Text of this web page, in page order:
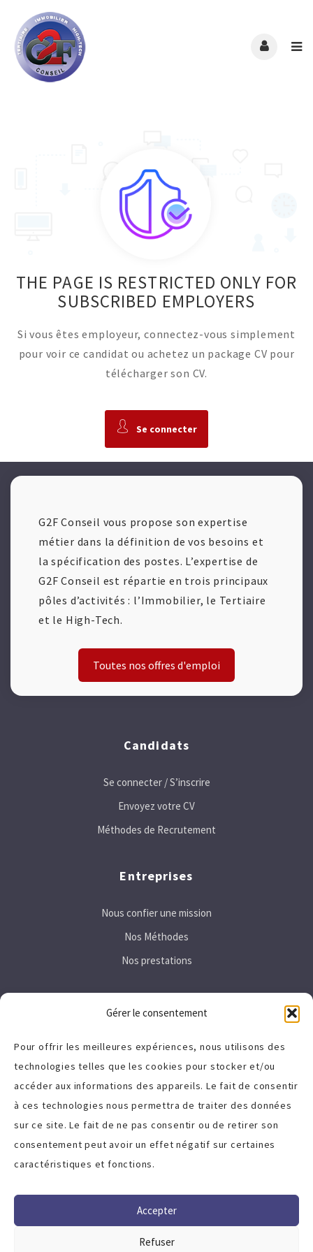
Gérer le consentement
Pour offrir les meilleures expériences, nous utilisons des
technologies telles que les cookies pour stocker et/ou
accéder aux informations des appareils. Le fait de consentir
à ces technologies nous permettra de traiter des données
sur ce site. Le fait de ne pas consentir ou de retirer son
consentement peut avoir un effet négatif sur certaines
caractéristiques et fonctions.
Accepter
Refuser
THE PAGE IS RESTRICTED ONLY FOR
SUBSCRIBED EMPLOYERS
Si vous êtes employeur, connectez-vous simplement
pour voir ce candidat ou achetez un package CV pour
télécharger son CV.
Se connecter
G2F Conseil vous propose son expertise
métier dans la définition de vos besoins et
la spécification des postes. L’expertise de
G2F Conseil est répartie en trois principaux
pôles d’activités : l’Immobilier, le Tertiaire
et le High-Tech.
Toutes nos offres d'emploi
Candidats
Se connecter / S’inscrire
Envoyez votre CV
Méthodes de Recrutement
Entreprises
Nous confier une mission
Nos Méthodes
Nos prestations
Secteurs
Immobilier
Tertiaire
High-Tech
A propos
Charte qualité